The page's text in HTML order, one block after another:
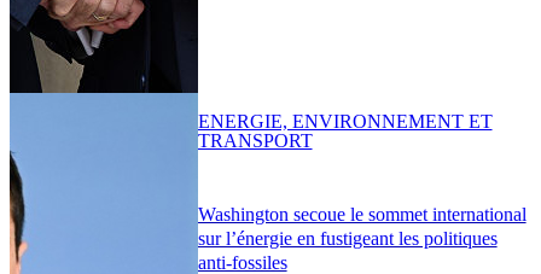
Washington secoue le sommet international
sur l’énergie en fustigeant les politiques
anti-fossiles
ENERGIE, ENVIRONNEMENT ET
TRANSPORT